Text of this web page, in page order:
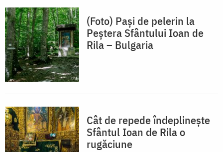
(Foto) Pași de pelerin la
Peștera Sfântului Ioan de
Rila – Bulgaria
Cât de repede îndeplinește
Sfântul Ioan de Rila o
rugăciune